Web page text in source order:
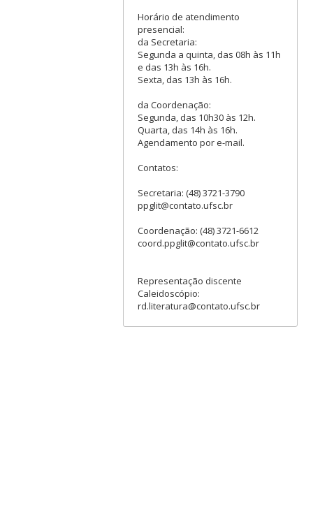
Horário de atendimento
presencial:
da Secretaria:
Segunda a quinta, das 08h às 11h
e das 13h às 16h.
Sexta, das 13h às 16h.
da Coordenação:
Segunda, das 10h30 às 12h.
Quarta, das 14h às 16h.
Agendamento por e-mail.
Contatos:
Secretaria: (48) 3721-3790
ppglit@contato.ufsc.br
Coordenação: (48) 3721-6612
coord.ppglit@contato.ufsc.br
Representação discente
Caleidoscópio:
rd.literatura@contato.ufsc.br